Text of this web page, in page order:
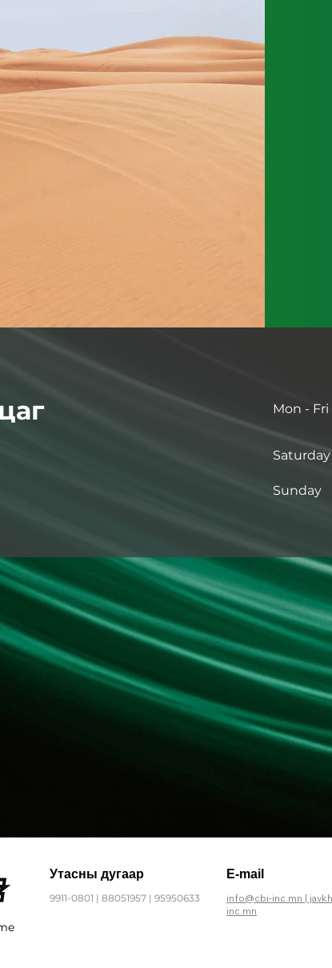
Mon - Fri
Saturday
​Sunday
Утасны дугаар
9911-0801 | 88051957 | 95950633
E-mail
info@cbi-inc.mn |
inc.mn